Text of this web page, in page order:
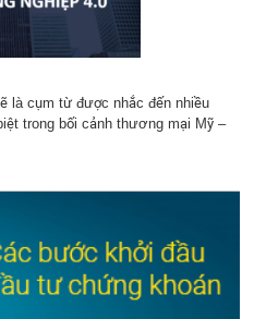
là cụm từ được nhắc đến nhiều
trong bối cảnh thương mại Mỹ –